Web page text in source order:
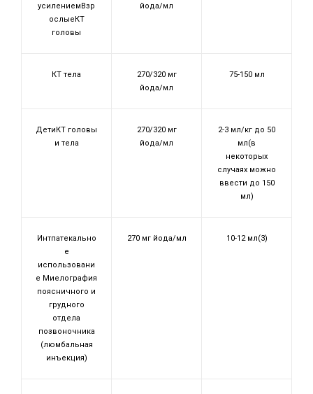
усилениемВзр
ослыеКТ
головы
йода/мл
КТ тела
270/320 мг
йода/мл
75-150 мл
ДетиКТ головы
и тела
270/320 мг
йода/мл
2-3 мл/кг до 50
мл(в
некоторых
случаях можно
ввести до 150
мл)
Интпатекально
е
использовани
е Миелография
поясничного и
грудного
отдела
позвоночника
(люмбальная
инъекция)
270 мг йода/мл 10-12 мл(3)